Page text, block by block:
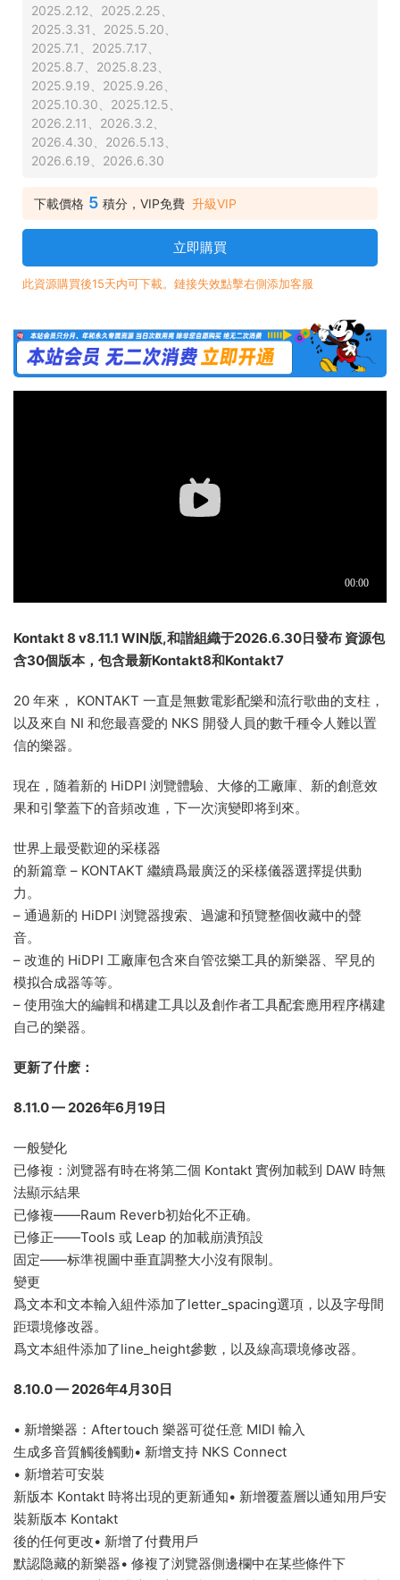
2025.2.12、2025.2.25、
2025.3.31、2025.5.20、
2025.7.1、2025.7.17、
2025.8.7、2025.8.23、
2025.9.19、2025.9.26、
2025.10.30、2025.12.5、
2026.2.11、2026.3.2、
2026.4.30、2026.5.13、
2026.6.19、2026.6.30
下載價格 5 積分，VIP免費 升級VIP
立即購買
此資源購買後15天内可下載。鏈接失效點擊右側添加客服
Kontakt 8 v8.11.1 WIN版,和諧組織于2026.6.30日發布 資源包
含30個版本，包含最新Kontakt8和Kontakt7
20 年來， KONTAKT 一直是無數電影配樂和流行歌曲的支柱，
以及來自 NI 和您最喜愛的 NKS 開發人員的數千種令人難以置
信的樂器。
現在，随着新的 HiDPI 浏覽體驗、大修的工廠庫、新的創意效
果和引擎蓋下的音頻改進，下一次演變即将到來。
世界上最受歡迎的采樣器
的新篇章 – KONTAKT 繼續爲最廣泛的采樣儀器選擇提供動
力。
– 通過新的 HiDPI 浏覽器搜索、過濾和預覽整個收藏中的聲
音。
– 改進的 HiDPI 工廠庫包含來自管弦樂工具的新樂器、罕見的
模拟合成器等等。
– 使用強大的編輯和構建工具以及創作者工具配套應用程序構建
自己的樂器。
更新了什麽：
8.11.0 — 2026年6月19日
一般變化
已修複：浏覽器有時在将第二個 Kontakt 實例加載到 DAW 時無
法顯示結果
已修複——Raum Reverb初始化不正确。
已修正——Tools 或 Leap 的加載崩潰預設
固定——标準視圖中垂直調整大小沒有限制。
變更
爲文本和文本輸入組件添加了letter_spacing選項，以及字母間
距環境修改器。
爲文本組件添加了line_height參數，以及線高環境修改器。
8.10.0 — 2026年4月30日
• 新增樂器：Aftertouch 樂器可從任意 MIDI 輸入
生成多音質觸後觸動• 新增支持 NKS Connect
• 新增若可安裝
新版本 Kontakt 時将出現的更新通知• 新增覆蓋層以通知用戶安
裝新版本 Kontakt
後的任何更改• 新增了付費用戶
默認隐藏的新樂器• 修複了浏覽器側邊欄中在某些條件下